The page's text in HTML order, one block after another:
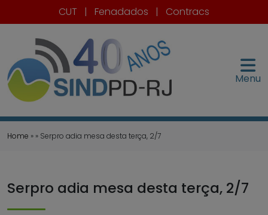
CUT | Fenadados | Contracs
Menu
Home » » Serpro adia mesa desta terça, 2/7
Serpro adia mesa desta terça, 2/7